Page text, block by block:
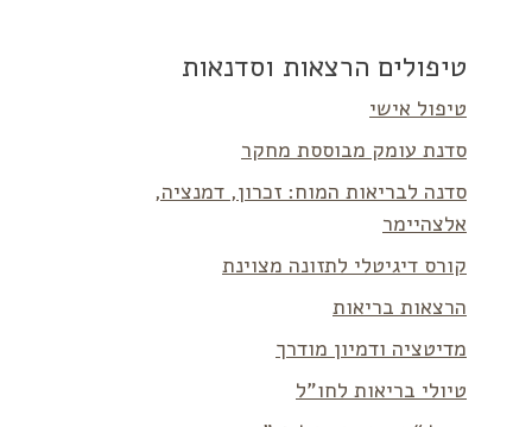
טיפולים הרצאות וסדנאות
טיפול אישי
סדנת עומק מבוססת מחקר
סדנה לבריאות המוח: זכרון, דמנציה,
אלצהיימר
קורס דיגיטלי לתזונה מצוינת
הרצאות בריאות
מדיטציה ודמיון מודרך
טיולי בריאות לחו”ל